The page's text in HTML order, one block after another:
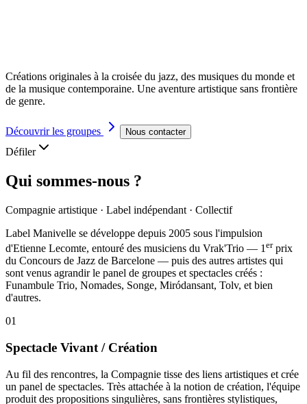
Créations originales à la croisée du jazz, des musiques du monde et
de la musique contemporaine. Une aventure artistique sans frontière
de genre.
Découvrir les groupes Nous contacter
Défiler
Qui sommes-nous ?
Compagnie artistique · Label indépendant · Collectif
Label Manivelle se développe depuis 2005 sous l'impulsion
d'Etienne Lecomte, entouré des musiciens du Vrak'Trio — 1 erprix
du Concours de Jazz de Barcelone — puis des autres artistes qui
sont venus agrandir le panel de groupes et spectacles créés :
Funambule Trio, Nomades, Songe, Miródansant, Tolv, et bien
d'autres.
01
Spectacle Vivant / Création
Au fil des rencontres, la Compagnie tisse des liens artistiques et crée
un panel de spectacles. Très attachée à la notion de création, l'équipe
produit des propositions singulières, sans frontières stylistiques,